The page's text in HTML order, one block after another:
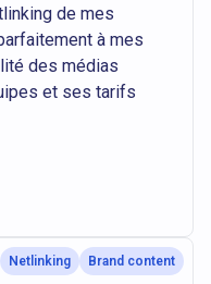
de mes
à mes
des médias
et ses tarifs
Netlinking Brand content